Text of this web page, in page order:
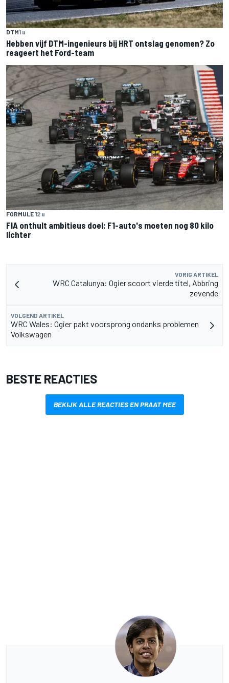
DTM1 u
Hebben vijf DTM-ingenieurs bij HRT ontslag genomen? Zo
reageert het Ford-team
FORMULE 12 u
FIA onthult ambitieus doel: F1-auto's moeten nog 80 kilo
lichter
VORIG ARTIKEL
WRC Catalunya: Ogier scoort vierde titel, Abbring
zevende
VOLGEND ARTIKEL
WRC Wales: Ogier pakt voorsprong ondanks problemen
Volkswagen
BESTE REACTIES
BEKIJK ALLE REACTIES EN PRAAT MEE